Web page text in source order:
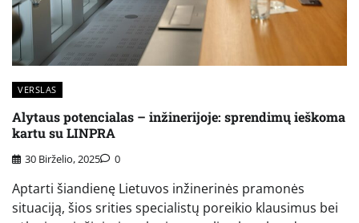
VERSLAS
Alytaus potencialas – inžinerijoje: sprendimų ieškoma
kartu su LINPRA
30 Birželio, 2025 0
Aptarti šiandienę Lietuvos inžinerinės pramonės
situaciją, šios srities specialistų poreikio klausimus bei